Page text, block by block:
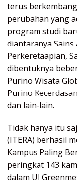
terus
perubahan yang
program studi
diantaranya
Perkeretaapian,
dibentuknya
Purino Wisata
Purino
dan lain-lain.
Tidak hanya itu
(ITERA) berhasil
Kampus Paling
peringkat 143
dalam UI